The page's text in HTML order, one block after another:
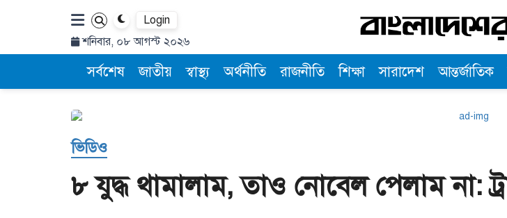
Login
শনিবার, ০৮ আগস্ট ২০২৬
সর্বশেষ জাতীয় স্বাস্থ্য অর্থনীতি রাজনীতি শিক্ষা সারাদেশ আন্তর্জাতিক
ভিডিও
৮ যুদ্ধ থামালাম, তাও নোবেল পেলাম না: